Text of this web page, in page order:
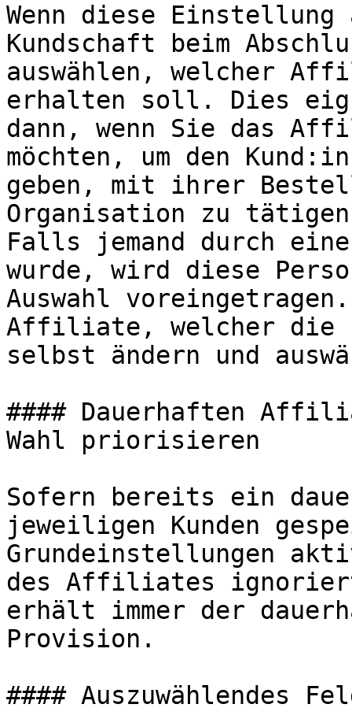
Wenn diese
Kundschaft beim
auswählen, welcher
erhalten soll. Dies
dann, wenn Sie das
möchten, um den
geben, mit ihrer
Organisation zu
Falls jemand durch
wurde, wird diese
Auswahl
Affiliate, welcher die
selbst ändern und
#### Dauerhaften
Wahl priorisieren
Sofern bereits ein
jeweiligen Kunden
Grundeinstellungen
des Affiliates
erhält immer der
Provision.
#### Auszuwählendes